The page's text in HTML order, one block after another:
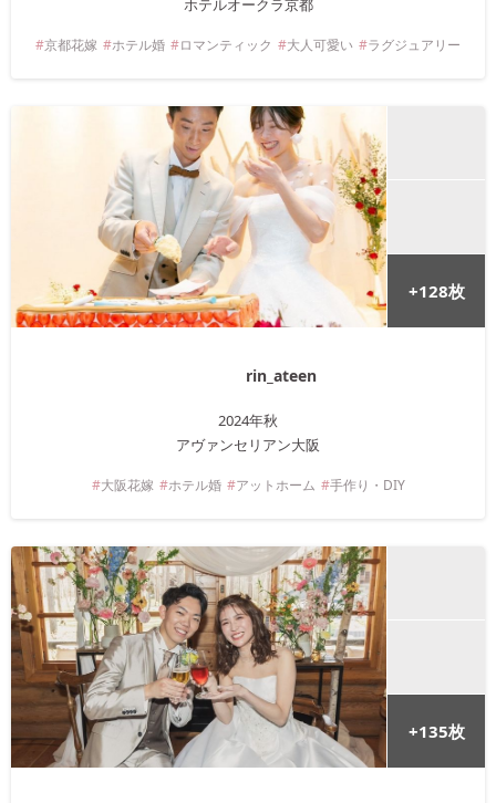
ホテルオークラ京都
京都花嫁 ホテル婚 ロマンティック 大人可愛い ラグジュアリー
+128枚
rin_ateen
2024年秋
アヴァンセリアン大阪
大阪花嫁 ホテル婚 アットホーム 手作り・DIY
+135枚